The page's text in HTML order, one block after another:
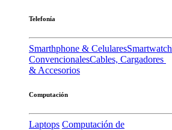
Telefonía
Smarthphone & CelularesSmartwatch
ConvencionalesCables, Cargadores
& Accesorios
Computación
Laptops Computación de